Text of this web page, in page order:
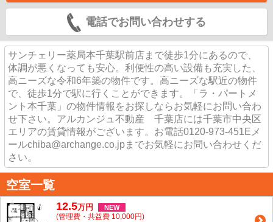
電話でお問い合わせする
サンチェリー薬局本千葉駅前店まで徒歩1分にあるので、
体調が悪くなっても安心。利便性の高い設備も充実した、
高ニーズな令和6年築の物件です。高ニーズな駅近の物件
で、徒歩1分で駅に行くことができます。「ラ・パートメ
ント本千葉」の物件情報をお探しならお気軽にお問い合わ
せ下さい。アルカンジュ不動産 千葉店には千葉市中央区
エリアの賃貸情報がございます。お電話0120-973-451Eメ
ールchiba@archange.co.jpまでお気軽にお問い合わせくだ
さい。
空室一覧
12.5万円 NEW
(管理費・共益費 10,000円)